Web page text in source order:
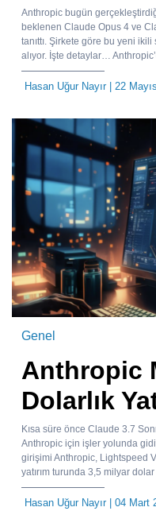
Anthropic bugün
beklenen Claude Opus 4 ve
tanıttı. Şirkete göre bu yeni
alıyor. İşte detaylar…
Hasan Uğur Nayır| 22
Genel
Anthropic
Dolarlık
Kısa süre önce Claude 3.7
Anthropic için işler yolunda
girişimi Anthropic, Lightspeed
yatırım turunda 3,5 milyar dolar
Hasan Uğur Nayır| 04 Mart